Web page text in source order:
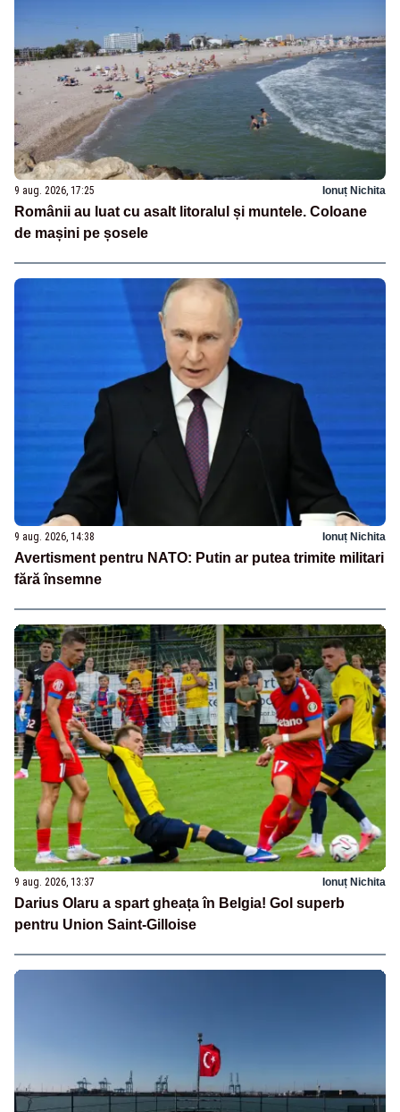
9 aug. 2026, 17:25 Ionuț Nichita
Românii au luat cu asalt litoralul și muntele. Coloane
de mașini pe șosele
9 aug. 2026, 14:38 Ionuț Nichita
Avertisment pentru NATO: Putin ar putea trimite militari
fără însemne
9 aug. 2026, 13:37 Ionuț Nichita
Darius Olaru a spart gheața în Belgia! Gol superb
pentru Union Saint-Gilloise